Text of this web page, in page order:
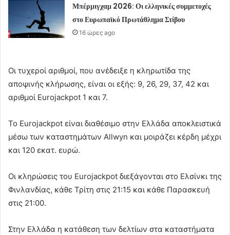
Μπέρμιγχαμ 2026: Οι ελληνικές συμμετοχές
στο Ευρωπαϊκό Πρωτάθλημα Στίβου
16 ώρες ago
Οι τυχεροί αριθμοί, που ανέδειξε η κληρωτίδα της
αποψινής κλήρωσης, είναι οι εξής: 9, 26, 29, 37, 42 και
αριθμοί Eurojackpot 1 και 7.
Το Eurojackpot είναι διαθέσιμο στην Ελλάδα αποκλειστικά
μέσω των καταστημάτων Allwyn και μοιράζει κέρδη μέχρι
και 120 εκατ. ευρώ.
Οι κληρώσεις του Eurojackpot διεξάγονται στο Ελσίνκι της
Φινλανδίας, κάθε Τρίτη στις 21:15 και κάθε Παρασκευή
στις 21:00.
Στην Ελλάδα η κατάθεση των δελτίων στα καταστήματα